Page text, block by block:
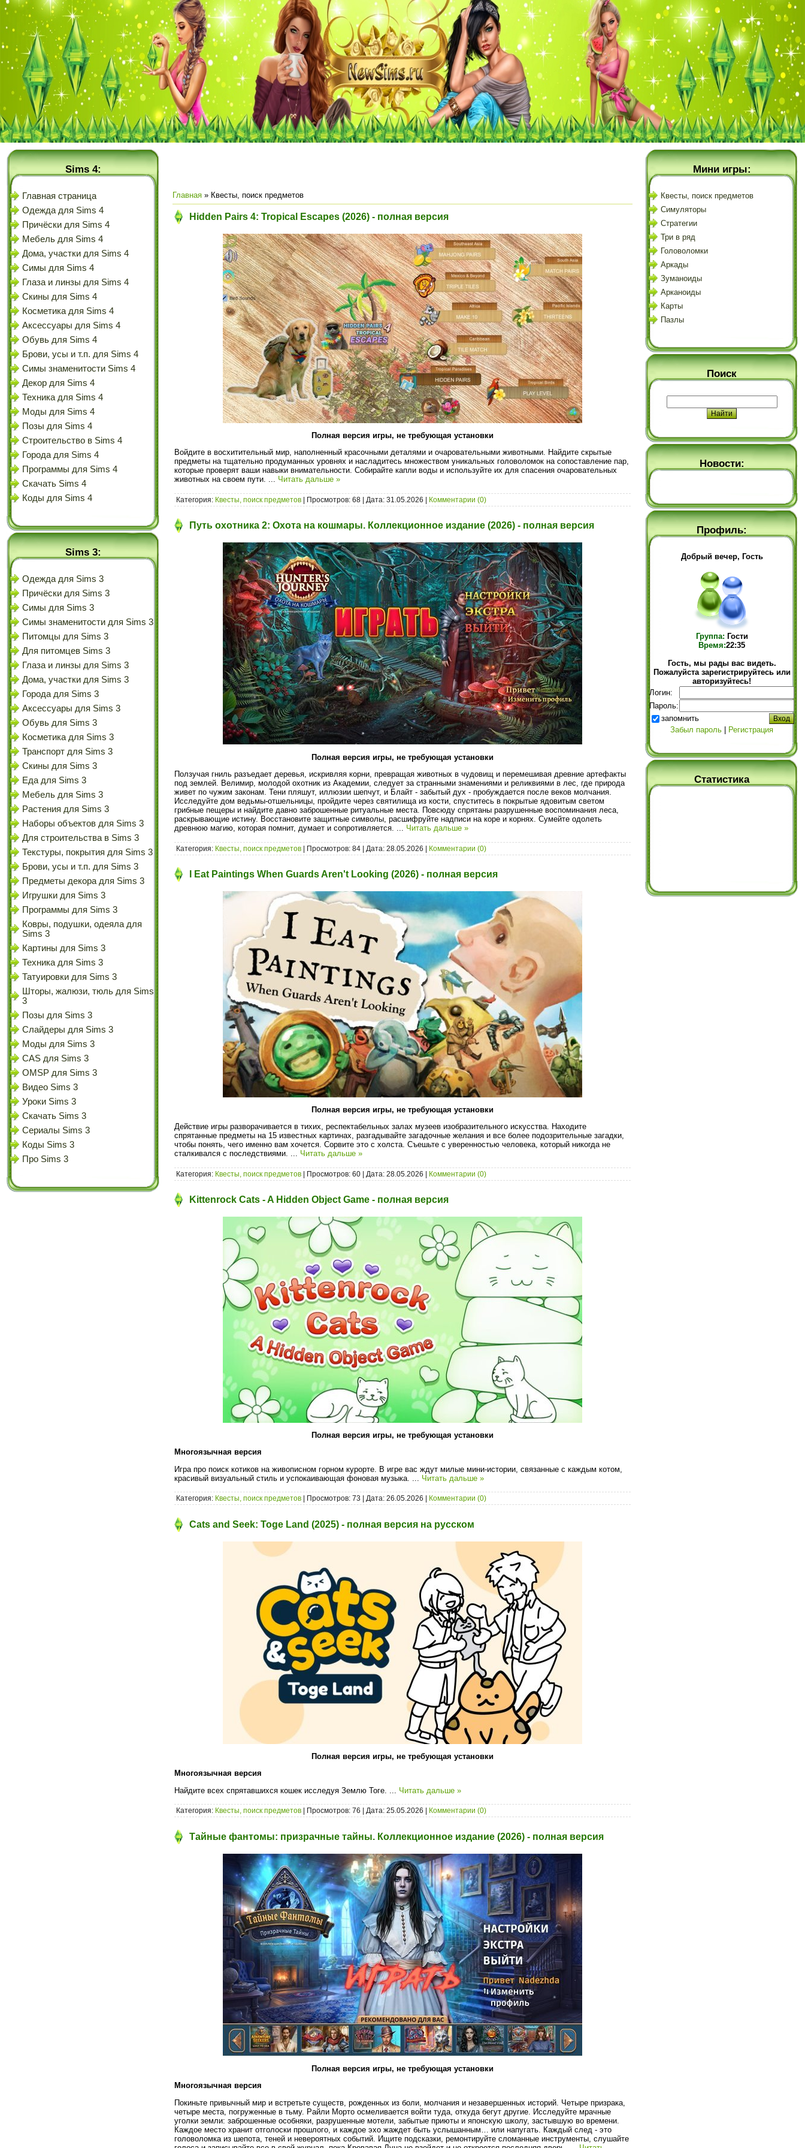
Sims 4:
Главная страница
Одежда для Sims 4
Причёски для Sims 4
Мебель для Sims 4
Дома, участки для Sims 4
Симы для Sims 4
Глаза и линзы для Sims 4
Скины для Sims 4
Косметика для Sims 4
Аксессуары для Sims 4
Обувь для Sims 4
Брови, усы и т.п. для Sims 4
Симы знаменитости Sims 4
Декор для Sims 4
Техника для Sims 4
Моды для Sims 4
Позы для Sims 4
Строительство в Sims 4
Города для Sims 4
Программы для Sims 4
Скачать Sims 4
Коды для Sims 4
Sims 3:
Одежда для Sims 3
Причёски для Sims 3
Симы для Sims 3
Симы знаменитости для Sims 3
Питомцы для Sims 3
Для питомцев Sims 3
Глаза и линзы для Sims 3
Дома, участки для Sims 3
Города для Sims 3
Аксессуары для Sims 3
Обувь для Sims 3
Косметика для Sims 3
Транспорт для Sims 3
Скины для Sims 3
Еда для Sims 3
Мебель для Sims 3
Растения для Sims 3
Наборы объектов для Sims 3
Для строительства в Sims 3
Текстуры, покрытия для Sims 3
Брови, усы и т.п. для Sims 3
Предметы декора для Sims 3
Игрушки для Sims 3
Программы для Sims 3
Ковры, подушки, одеяла для
Sims 3
Картины для Sims 3
Техника для Sims 3
Татуировки для Sims 3
Шторы, жалюзи, тюль для Sims
3
Позы для Sims 3
Слайдеры для Sims 3
Моды для Sims 3
CAS для Sims 3
OMSP для Sims 3
Видео Sims 3
Уроки Sims 3
Скачать Sims 3
Сериалы Sims 3
Коды Sims 3
Про Sims 3
Главная » Квесты, поиск предметов
Hidden Pairs 4: Tropical Escapes (2026) - полная версия
Полная версия игры, не требующая установки
Войдите в восхитительный мир, наполненный красочными деталями и очаровательными животными. Найдите скрытые
предметы на тщательно продуманных уровнях и насладитесь множеством уникальных головоломок на сопоставление пар,
которые проверят ваши навыки внимательности. Собирайте капли воды и используйте их для спасения очаровательных
животных на своем пути. ... Читать дальше »
Категория: Квесты, поиск предметов | Просмотров: 68 | Дата: 31.05.2026 | Комментарии (0)
Путь охотника 2: Охота на кошмары. Коллекционное издание (2026) - полная версия
Полная версия игры, не требующая установки
Ползучая гниль разъедает деревья, искривляя корни, превращая животных в чудовищ и перемешивая древние артефакты
под землей. Велимир, молодой охотник из Академии, следует за странными знамениями и реликвиями в лес, где природа
живет по чужим законам. Тени пляшут, иллюзии шепчут, и Блайт - забытый дух - пробуждается после веков молчания.
Исследуйте дом ведьмы-отшельницы, пройдите через святилища из кости, спуститесь в покрытые ядовитым светом
грибные пещеры и найдите давно заброшенные ритуальные места. Повсюду спрятаны разрушенные воспоминания леса,
раскрывающие истину. Восстановите защитные символы, расшифруйте надписи на коре и корнях. Сумейте одолеть
древнюю магию, которая помнит, думает и сопротивляется. ... Читать дальше »
Категория: Квесты, поиск предметов | Просмотров: 84 | Дата: 28.05.2026 | Комментарии (0)
I Eat Paintings When Guards Aren't Looking (2026) - полная версия
Полная версия игры, не требующая установки
Действие игры разворачивается в тихих, респектабельных залах музеев изобразительного искусства. Находите
спрятанные предметы на 15 известных картинах, разгадывайте загадочные желания и все более подозрительные загадки,
чтобы понять, чего именно вам хочется. Сорвите это с холста. Съешьте с уверенностью человека, который никогда не
сталкивался с последствиями. ... Читать дальше »
Категория: Квесты, поиск предметов | Просмотров: 60 | Дата: 28.05.2026 | Комментарии (0)
Kittenrock Cats - A Hidden Object Game - полная версия
Полная версия игры, не требующая установки
Многоязычная версия
Игра про поиск котиков на живописном горном курорте. В игре вас ждут милые мини-истории, связанные с каждым котом,
красивый визуальный стиль и успокаивающая фоновая музыка.
Читать дальше »
Категория: Квесты, поиск предметов | Просмотров: 73 | Дата: 26.05.2026 Комментарии (0)
Cats and Seek: Toge Land (2025) - полная версия на русском
Полная версия игры, не требующая установки
Многоязычная версия
Найдите всех спрятавшихся кошек исследуя Землю Тоге.
Читать дальше »
Категория: Квесты, поиск предметов | Просмотров: 76 | Дата: 25.05.2026 Комментарии (0)
Тайные фантомы: призрачные тайны. Коллекционное издание (2026) - полная версия
Полная версия игры, не требующая установки
Многоязычная версия
Покиньте привычный мир и встретьте существ, рожденных из боли, молчания и незавершенных историй. Четыре призрака,
четыре места, погруженные в тьму. Райли Морто осмеливается войти туда, откуда бегут другие. Исследуйте мрачные
уголки земли: заброшенные особняки, разрушенные мотели, забытые приюты и японскую школу, застывшую во времени.
Каждое место хранит отголоски прошлого, и каждое эхо жаждет быть услышанным… или напугать. Каждый след - это
головоломка из шепота, теней и невероятных событий. Ищите подсказки, ремонтируйте сломанные инструменты, слушайте
Мини игры:
Квесты, поиск предметов
Симуляторы
Стратегии
Три в ряд
Головоломки
Аркады
Зуманоиды
Арканоиды
Карты
Пазлы
Поиск
Новости:
Профиль:
Добрый вечер, Гость
Группа: Гости
Время:22:35
Гость, мы рады вас видеть.
Пожалуйста зарегистрируйтесь или
авторизуйтесь!
Логин:
Пароль:
запомнить
Забыл пароль
Регистрация
Статистика